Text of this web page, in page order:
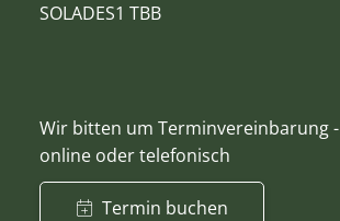
SOLADES1 TBB
Wir bitten um Terminvereinbarung -
online oder telefonisch
Termin buchen